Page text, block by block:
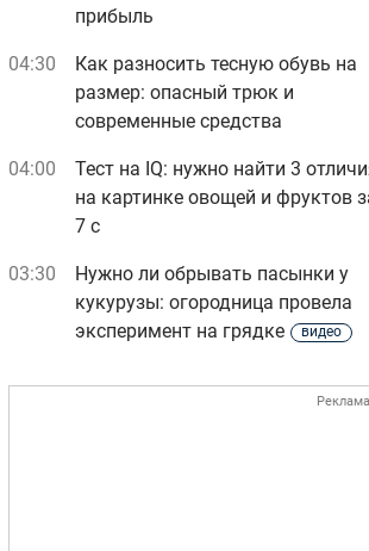
прибыль
04:30
Как разносить тесную обувь на
размер: опасный трюк и
современные средства
04:00
Тест на IQ: нужно найти 3
на картинке овощей и фруктов
7 с
03:30
Нужно ли обрывать пасынки у
кукурузы: огородница провела
эксперимент на грядке
видео
Реклама